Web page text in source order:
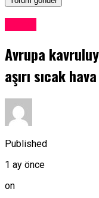
Avrupa
aşırı sıcak
Published
1 ay önce
on